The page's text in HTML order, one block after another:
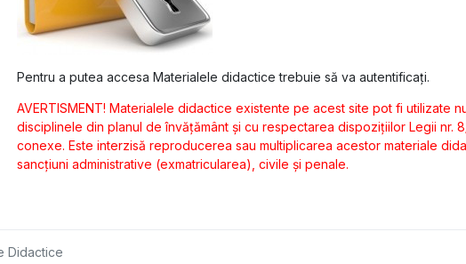
Pentru a putea accesa Materialele didactice trebuie să va autentificați.
AVERTISMENT! Materialele didactice existente pe acest site pot fi utilizate
disciplinele din planul de învăţământ şi cu respectarea dispoziţiilor Legii nr.
conexe. Este interzisă reproducerea sau multiplicarea acestor materiale
sancţiuni administrative (exmatricularea), civile şi penale.
Didactice